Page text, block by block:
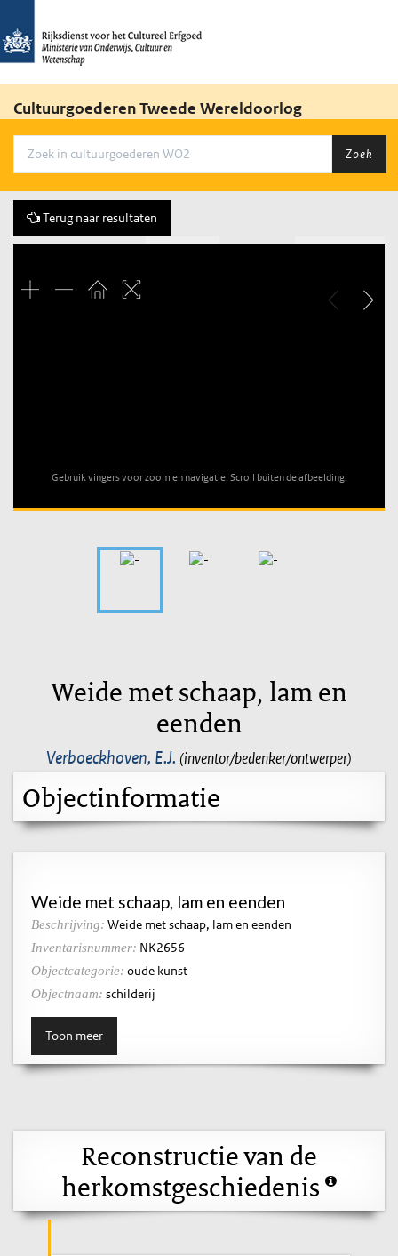
Cultuurgoederen Tweede Wereldoorlog
Zoek
Terug naar resultaten
Gebruik vingers voor zoom en navigatie. Scroll buiten de afbeelding.
Weide met schaap, lam en
eenden
Verboeckhoven, E.J. (inventor/bedenker/ontwerper)
Objectinformatie
Weide met schaap, lam en eenden
Beschrijving: Weide met schaap, lam en eenden
Inventarisnummer: NK2656
Objectcategorie: oude kunst
Objectnaam: schilderij
Toon meer
Reconstructie van de
herkomstgeschiedenis